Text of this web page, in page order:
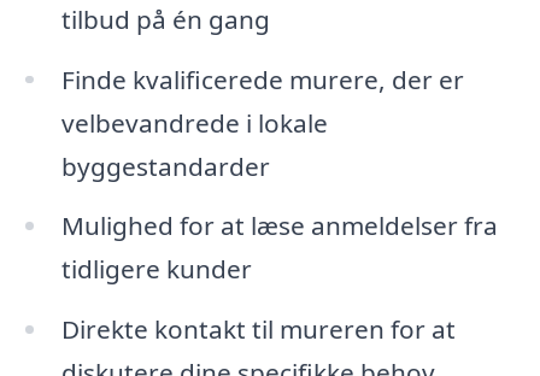
tilbud på én gang
Finde kvalificerede murere, der er
velbevandrede i lokale
byggestandarder
Mulighed for at læse anmeldelser fra
tidligere kunder
Direkte kontakt til mureren for at